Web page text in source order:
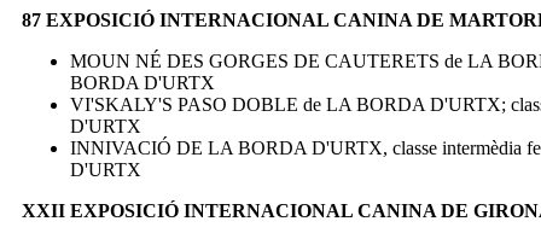
87 EXPOSICIÓ INTERNACIONAL CANINA DE
MOUN NÉ DES GORGES DE CAUTERETS de LA
BORDA D'URTX
VI'SKALY'S PASO DOBLE de LA BORDA D'URTX;
D'URTX
INNIVACIÓ DE LA BORDA D'URTX, classe intermèdia
D'URTX
XXII EXPOSICIÓ INTERNACIONAL CANINA DE